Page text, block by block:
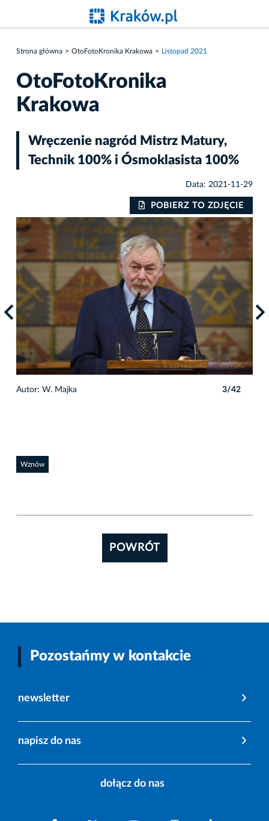
Strona główna OtoFotoKronika Krakowa Listopad 2021
OtoFotoKronika
Krakowa
Wręczenie nagród Mistrz Matury,
Technik 100% i Ósmoklasista 100%
Data: 2021-11-29
POBIERZ TO ZDJĘCIE
Autor: W. Majka 3/42
Wznów
POWRÓT
Pozostańmy w kontakcie
newsletter
napisz do nas
dołącz do nas